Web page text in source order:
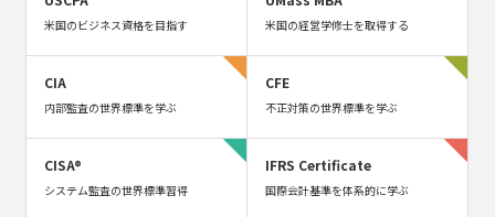
米国のビジネス資格を目指す 米国の経営学修士を取得する
CIA
内部監査の世界標準を学ぶ
CFE
不正対策の世界標準を学ぶ
CISA®
システム監査の世界標準習得
IFRS Certificate
国際会計基準を体系的に学ぶ